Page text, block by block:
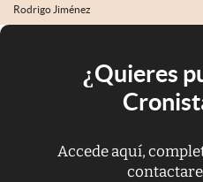
Rodrigo Jiménez
¿Quieres
Accede aquí,